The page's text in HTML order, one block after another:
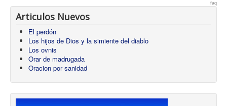
faq
Articulos Nuevos
El perdón
Los hijos de Dios y la simiente del diablo
Los ovnis
Orar de madrugada
Oracion por sanidad